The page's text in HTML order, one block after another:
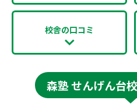
校舎の口コミ
森塾 せんげん台